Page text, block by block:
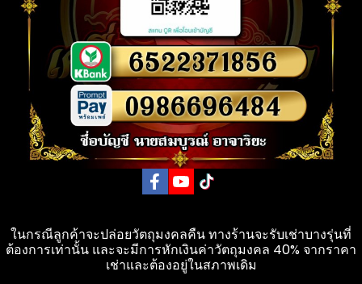
ในกรณีลูกค้าจะปล่อยวัตถุมงคลคืน ทางร้านจะรับเช่าบางรุ่นที่
ต้องการเท่านั้น และจะมีการหักเงินค่าวัตถุมงคล 40% จากราคา
เช่าและต้องอยู่ในสภาพเดิม